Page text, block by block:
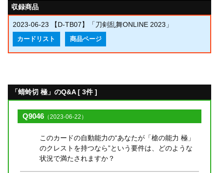
収録商品
2023-06-23 【D-TB07】「刀剣乱舞ONLINE 2023」
カードリスト 商品ページ
「蜻蛉切 極」のQ&A [ 3件 ]
Q9046 （2023-06-22）
このカードの自動能力の“あなたが「槍の能力 極」
のクレストを持つなら”という要件は、どのような
状況で満たされますか？